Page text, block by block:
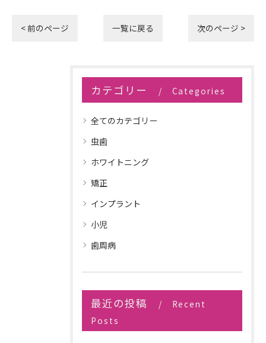
< 前のページ 一覧に戻る 次のページ >
カテゴリー Categories
全てのカテゴリー
虫歯
ホワイトニング
矯正
インプラント
小児
歯周病
最近の投稿
Recent
Posts